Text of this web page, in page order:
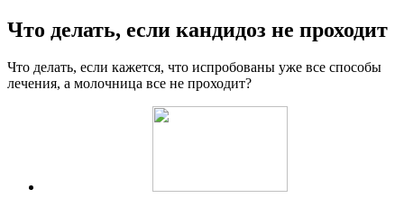
Что делать, если кандидоз не проходит
Что делать, если кажется, что испробованы уже все способы
лечения, а молочница все не проходит?